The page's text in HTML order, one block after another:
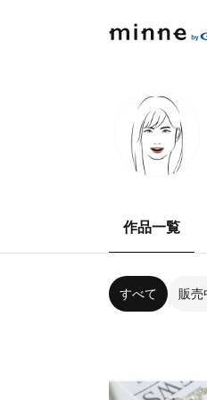
作品一覧
すべて 販売